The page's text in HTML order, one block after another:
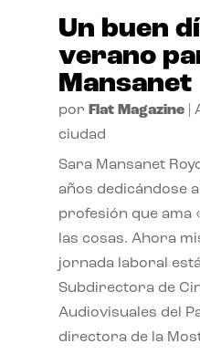
Un buen
verano
Mansanet
por Flat Magazine|
ciudad
Sara Mansanet
años dedicándose
profesión que ama
las cosas. Ahora
jornada laboral
Subdirectora de
Audiovisuales del
directora de la